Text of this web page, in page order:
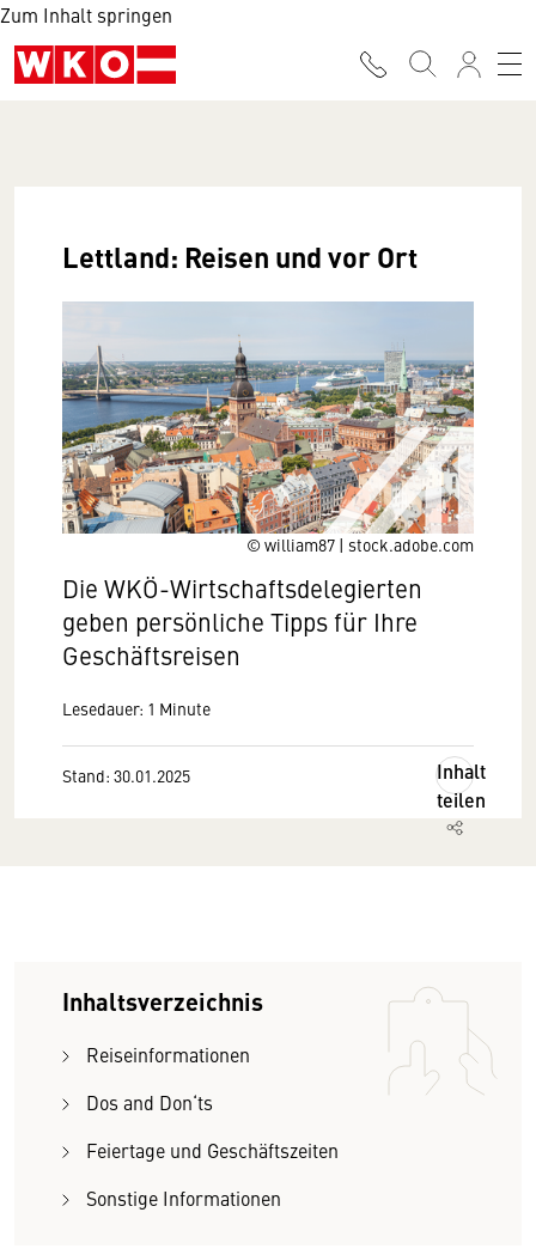
Zum Inhalt springen
© william87 | stock.adobe.com
Lettland: Reisen und vor Ort
Die WKÖ-Wirtschaftsdelegierten
geben persönliche Tipps für Ihre
Geschäftsreisen
Lesedauer: 1 Minute
Stand: 30.01.2025
Inhalt
teilen
Inhaltsverzeichnis
Reiseinformationen
Dos and Don‘ts
Feiertage und Geschäftszeiten
Sonstige Informationen